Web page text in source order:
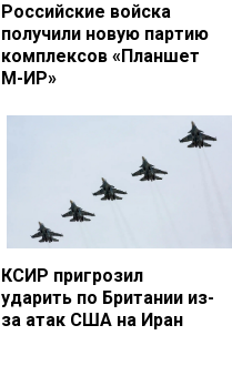
Российские войска
получили новую партию
комплексов «Планшет
М-ИР»
КСИР пригрозил
ударить по Британии из-
за атак США на Иран